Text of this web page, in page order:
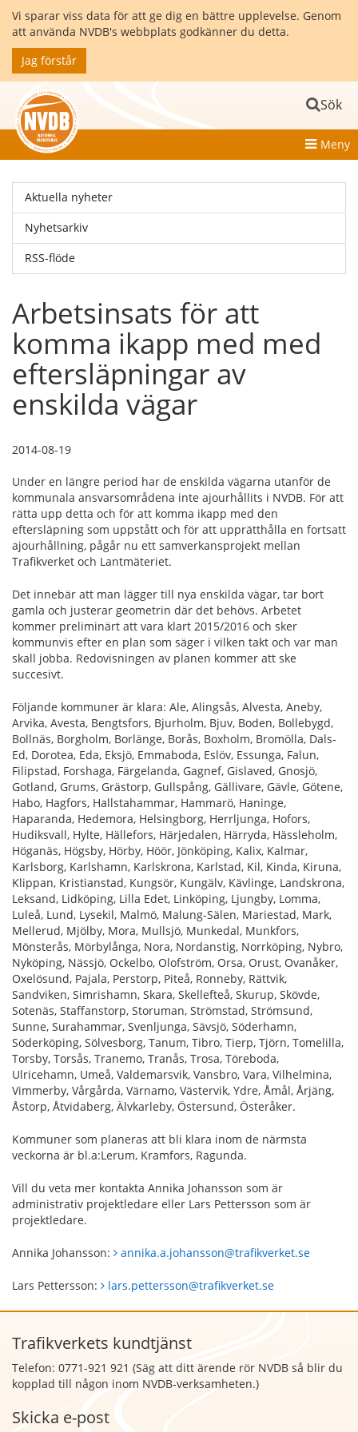
Vi sparar viss data för att ge dig en bättre upplevelse. Genom
att använda NVDB's webbplats godkänner du detta.
Jag förstår
Sök
Meny
Aktuella nyheter
Nyhetsarkiv
RSS-flöde
Arbetsinsats för att
komma ikapp med med
eftersläpningar av
enskilda vägar
2014-08-19
Under en längre period har de enskilda vägarna utanför de
kommunala ansvarsområdena inte ajourhållits i NVDB. För att
rätta upp detta och för att komma ikapp med den
eftersläpning som uppstått och för att upprätthålla en fortsatt
ajourhållning, pågår nu ett samverkansprojekt mellan
Trafikverket och Lantmäteriet.
Det innebär att man lägger till nya enskilda vägar, tar bort
gamla och justerar geometrin där det behövs. Arbetet
kommer preliminärt att vara klart 2015/2016 och sker
kommunvis efter en plan som säger i vilken takt och var man
skall jobba. Redovisningen av planen kommer att ske
succesivt.
Följande kommuner är klara: Ale, Alingsås, Alvesta, Aneby,
Arvika, Avesta, Bengtsfors, Bjurholm, Bjuv, Boden, Bollebygd,
Bollnäs, Borgholm, Borlänge, Borås, Boxholm, Bromölla, Dals-
Ed, Dorotea, Eda, Eksjö, Emmaboda, Eslöv, Essunga, Falun,
Filipstad, Forshaga, Färgelanda, Gagnef, Gislaved, Gnosjö,
Gotland, Grums, Grästorp, Gullspång, Gällivare, Gävle, Götene,
Habo, Hagfors, Hallstahammar, Hammarö, Haninge,
Haparanda, Hedemora, Helsingborg, Herrljunga, Hofors,
Hudiksvall, Hylte, Hällefors, Härjedalen, Härryda, Hässleholm,
Höganäs, Högsby, Hörby, Höör, Jönköping, Kalix, Kalmar,
Karlsborg, Karlshamn, Karlskrona, Karlstad, Kil, Kinda, Kiruna,
Klippan, Kristianstad, Kungsör, Kungälv, Kävlinge, Landskrona,
Leksand, Lidköping, Lilla Edet, Linköping, Ljungby, Lomma,
Luleå, Lund, Lysekil, Malmö, Malung-Sälen, Mariestad, Mark,
Mellerud, Mjölby, Mora, Mullsjö, Munkedal, Munkfors,
Mönsterås, Mörbylånga, Nora, Nordanstig, Norrköping, Nybro,
Nyköping, Nässjö, Ockelbo, Olofström, Orsa, Orust, Ovanåker,
Oxelösund, Pajala, Perstorp, Piteå, Ronneby, Rättvik,
Sandviken, Simrishamn, Skara, Skellefteå, Skurup, Skövde,
Sotenäs, Staffanstorp, Storuman, Strömstad, Strömsund,
Sunne, Surahammar, Svenljunga, Sävsjö, Söderhamn,
Söderköping, Sölvesborg, Tanum, Tibro, Tierp, Tjörn, Tomelilla,
Torsby, Torsås, Tranemo, Tranås, Trosa, Töreboda,
Ulricehamn, Umeå, Valdemarsvik, Vansbro, Vara, Vilhelmina,
Vimmerby, Vårgårda, Värnamo, Västervik, Ydre, Åmål, Årjäng,
Åstorp, Åtvidaberg, Älvkarleby, Östersund, Österåker.
Kommuner som planeras att bli klara inom de närmsta
veckorna är bl.a:Lerum, Kramfors, Ragunda.
Vill du veta mer kontakta Annika Johansson som är
administrativ projektledare eller Lars Pettersson som är
projektledare.
Annika Johansson: annika.a.johansson@trafikverket.se
Lars Pettersson: lars.pettersson@trafikverket.se
Trafikverkets kundtjänst
Telefon: 0771-921 921 (Säg att ditt ärende rör NVDB så blir du
kopplad till någon inom NVDB-verksamheten.)
Skicka e-post